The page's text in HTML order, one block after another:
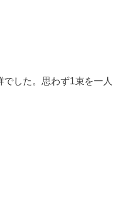
した。思わず1束を一人